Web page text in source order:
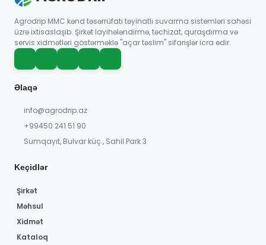
Agrodrip MMC kənd təsərrüfatı təyinatlı suvarma sistemləri sahəsi
üzrə ixtisaslaşıb. Şirkət layihələndirmə, təchizat, quraşdırma və
servis xidmətləri göstərməklə "açar təslim" sifarişlər icra edir.
Əlaqə
info@agrodrip.az
+99450 241 51 90
Sumqayıt, Bulvar küç., Sahil Park 3
Keçidlər
Şirkət
Məhsul
Xidmət
Kataloq